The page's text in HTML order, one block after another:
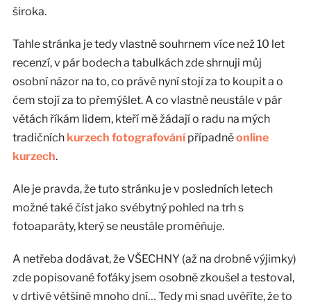
široka.
Tahle stránka je tedy vlastně souhrnem více než 10 let
recenzí, v pár bodech a tabulkách zde shrnuji můj
osobní názor na to, co právě nyní stojí za to koupit a o
čem stojí za to přemýšlet. A co vlastně neustále v pár
větách říkám lidem, kteří mě žádají o radu na mých
tradičních kurzech fotografovánípřípadněonline
kurzech.
Ale je pravda, že tuto stránku je v posledních letech
možné také číst jako svébytný pohled na trh s
fotoaparáty, který se neustále proměňuje.
A netřeba dodávat, že VŠECHNY (až na drobné výjimky)
zde popisované foťáky jsem osobně zkoušel a testoval,
v drtivé většině mnoho dní… Tedy mi snad uvěříte, že to